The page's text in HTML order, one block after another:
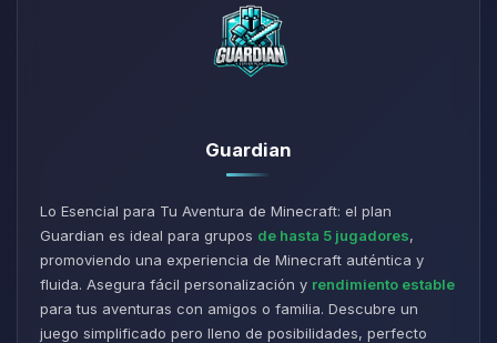
Guardian
Lo Esencial para Tu Aventura de Minecraft: el plan
Guardian es ideal para grupos de hasta 5 jugadores,
promoviendo una experiencia de Minecraft auténtica y
fluida. Asegura fácil personalización y rendimiento estable
para tus aventuras con amigos o familia. Descubre un
juego simplificado pero lleno de posibilidades, perfecto